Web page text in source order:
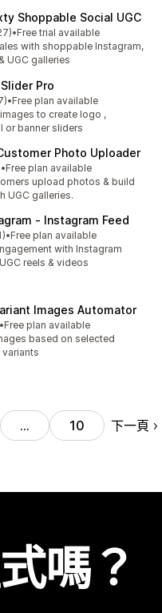
Shoppable Social UGC
顆星
則評價
•Free trial available
with shoppable Instagram,
UGC galleries
Pro
顆星
評價
•Free plan available
to create logo ,
or banner sliders
Photo Uploader
顆星
評價
•Free plan available
upload photos & build
UGC galleries.
‑ Instagram Feed
顆星
評價
•Free plan available
with Instagram
reels & videos
Images Automator
顆星
價
•Free plan available
based on selected
… 10 下一頁
嗎？